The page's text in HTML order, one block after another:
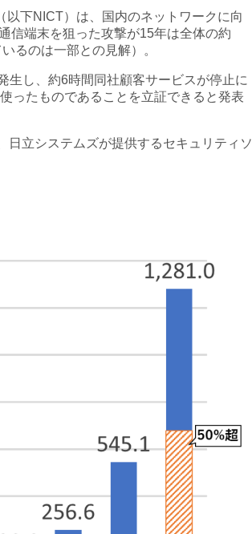
下NICT）は、国内のネットワークに向
信端末を狙った攻撃が15年は全体の約
るのは一部との見解）。
し、約6時間同社顧客サービスが停止に
ったものであることを立証できると発表
立システムズが提供するセキュリティソ